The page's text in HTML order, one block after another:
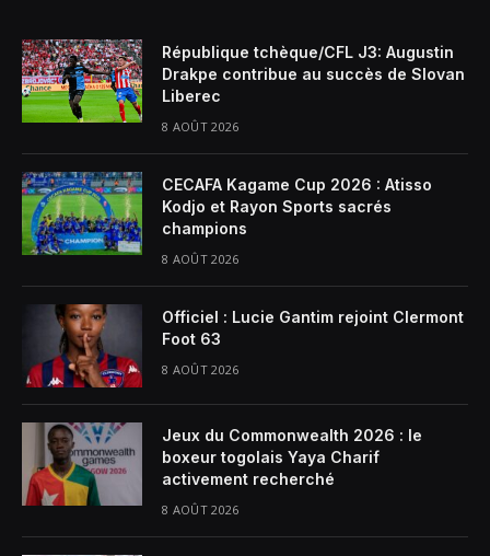
République tchèque/CFL J3: Augustin
Drakpe contribue au succès de Slovan
Liberec
8 AOÛT 2026
CECAFA Kagame Cup 2026 : Atisso
Kodjo et Rayon Sports sacrés
champions
8 AOÛT 2026
Officiel : Lucie Gantim rejoint Clermont
Foot 63
8 AOÛT 2026
Jeux du Commonwealth 2026 : le
boxeur togolais Yaya Charif
activement recherché
8 AOÛT 2026